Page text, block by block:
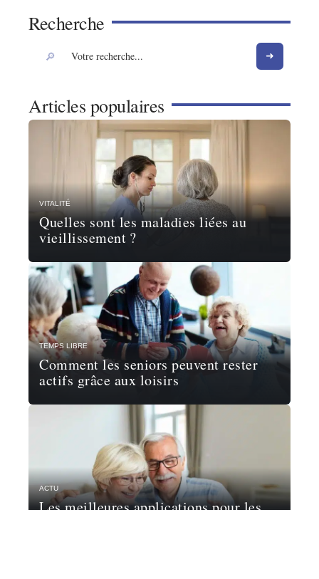
Recherche
Articles populaires
VITALITÉ
Quelles sont les maladies liées au
vieillissement ?
TEMPS LIBRE
Comment les seniors peuvent rester
actifs grâce aux loisirs
ACTU
Les meilleures applications pour les